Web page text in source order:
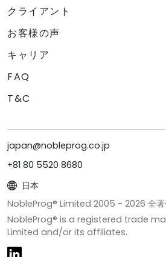
クライアント
お客様の声
キャリア
FAQ
T&C
japan@nobleprog.co.jp
+81 80 5520 8680
日本
NobleProg® Limited 2005 - 2026 全
NobleProg® is a registered trade
Limited and/or its affiliates.